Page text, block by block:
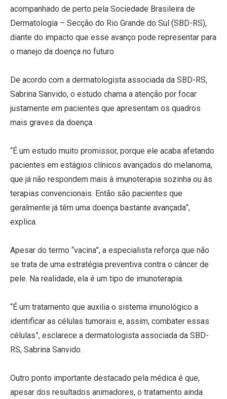
acompanhado de perto pela Sociedade Brasileira de
Dermatologia – Secção do Rio Grande do Sul (SBD-RS),
diante do impacto que esse avanço pode representar para
o manejo da doença no futuro.
De acordo com a dermatologista associada da SBD-RS,
Sabrina Sanvido, o estudo chama a atenção por focar
justamente em pacientes que apresentam os quadros
mais graves da doença.
“É um estudo muito promissor, porque ele acaba afetando
pacientes em estágios clínicos avançados do melanoma,
que já não respondem mais à imunoterapia sozinha ou às
terapias convencionais. Então são pacientes que
geralmente já têm uma doença bastante avançada”,
explica.
Apesar do termo “vacina”, a especialista reforça que não
se trata de uma estratégia preventiva contra o câncer de
pele. Na realidade, ela é um tipo de imunoterapia.
“É um tratamento que auxilia o sistema imunológico a
identificar as células tumorais e, assim, combater essas
células”, esclarece a dermatologista associada da SBD-
RS, Sabrina Sanvido.
Outro ponto importante destacado pela médica é que,
apesar dos resultados animadores, o tratamento ainda